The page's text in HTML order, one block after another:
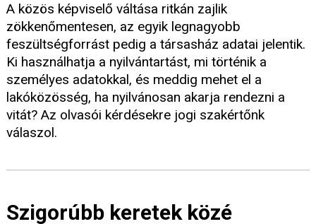
A közös képviselő váltása ritkán zajlik
zökkenőmentesen, az egyik legnagyobb
feszültségforrást pedig a társasház adatai jelentik.
Ki használhatja a nyilvántartást, mi történik a
személyes adatokkal, és meddig mehet el a
lakóközösség, ha nyilvánosan akarja rendezni a
vitát? Az olvasói kérdésekre jogi szakértőnk
válaszol.
Szigorúbb keretek közé